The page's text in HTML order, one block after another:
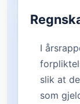
I
slik at
som